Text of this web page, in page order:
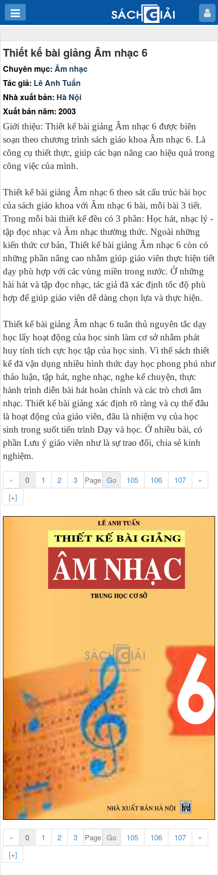
Thiết kế bài giảng Âm nhạc 6
Chuyên mục: Âm nhạc
Tác giả: Lê Anh Tuấn
Nhà xuất bản: Hà Nội
Xuất bản năm: 2003
Giới thiệu: Thiết kế bài giảng Âm nhạc 6 được biên
soạn theo chương trình sách giáo khoa Âm nhạc 6. Là
công cụ thiết thực, giúp các bạn nâng cao hiệu quả trong
công việc của mình.
Thiết kế bài giảng Âm nhạc 6 theo sát cấu trúc bài học
của sách giáo khoa với Âm nhạc 6 bài, mỗi bài 3 tiết.
Trong mỗi bài thiết kế đều có 3 phần: Học hát, nhạc lý -
tập đọc nhạc và Âm nhạc thường thức. Ngoài những
kiến thức cơ bản, Thiết kế bài giảng Âm nhạc 6 còn có
những phần nâng cao nhằm giúp giáo viên thực hiện tiết
dạy phù hợp với các vùng miền trong nước. Ở những
hài hát và tập đọc nhạc, tác giả đã xác định tốc độ phù
hợp để giúp giáo viên dễ dàng chọn lựa và thực hiện.
Thiết kế bài giảng Âm nhạc 6 tuân thủ nguyên tắc dạy
học lấy hoạt động của học sinh làm cơ sở nhằm phát
huy tính tích cực học tập của học sinh. Vì thế sách thiết
kế đã vận dụng nhiều hình thức dạy học phong phú như
thảo luận, tập hát, nghe nhạc, nghe kể chuyện, thực
hành trình diễn bài hát hoàn chỉnh và các trò chơi âm
nhạc. Thiết kế bài giảng xác định rõ ràng và cụ thể đâu
là hoạt động của giáo viên, đâu là nhiệm vụ của học
sinh trong suốt tiến trình Dạy và học. Ớ nhiều bài, có
phần Lưu ý giáo viên như là sự trao đổi, chia sẻ kinh
nghiệm.
« 0 1 2 3 105 106 107
»
[+]
« 0 1 2 3 105 106 107
»
[+]